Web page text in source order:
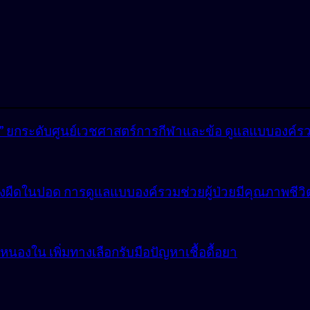
ยกระดับศูนย์เวชศาสตร์การกีฬาและข้อ ดูแลแบบองค์ร
งผืดในปอด การดูแลแบบองค์รวมช่วยผู้ป่วยมีคุณภาพชี
องใน เพิ่มทางเลือกรับมือปัญหาเชื้อดื้อยา